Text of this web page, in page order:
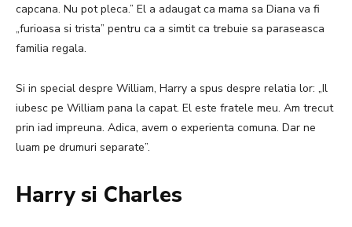
capcana. Nu pot pleca.” El a adaugat ca mama sa Diana va fi
„furioasa si trista” pentru ca a simtit ca trebuie sa paraseasca
familia regala.
Si in special despre William, Harry a spus despre relatia lor: „Il
iubesc pe William pana la capat. El este fratele meu. Am trecut
prin iad impreuna. Adica, avem o experienta comuna. Dar ne
luam pe drumuri separate”.
Harry si Charles